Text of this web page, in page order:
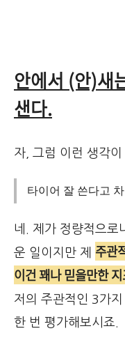
안에서 (안)새
샌다.
자, 그럼 이런 생각이
타이어 잘 쓴다고
네. 제가 정량적으로
운 일이지만 제 주관
이건 꽤나 믿을만한
저의 주관적인 3가
한 번 평가해보시죠.